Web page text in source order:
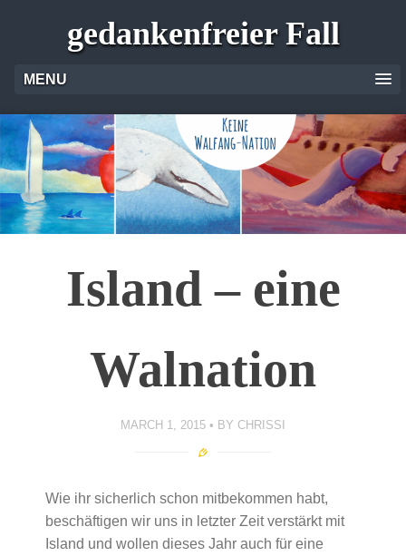
gedankenfreier Fall
MENU
Island – eine
Walnation
MARCH 1, 2015 BY CHRISSI
Wie ihr sicherlich schon mitbekommen habt,
beschäftigen wir uns in letzter Zeit verstärkt mit
Island und wollen dieses Jahr auch für eine